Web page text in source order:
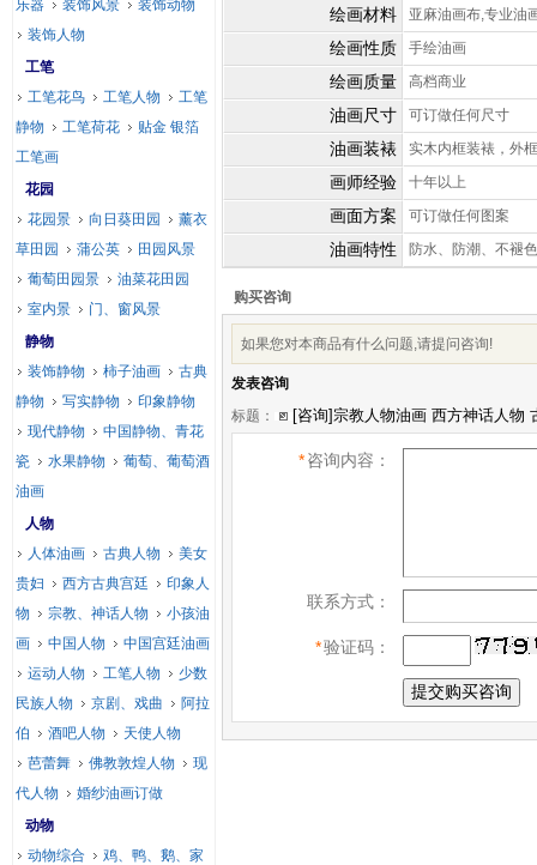
绘画材料 亚麻油画布,专业油
绘画性质 手绘油画
绘画质量 高档商业
油画尺寸 可订做任何尺寸
油画装裱 实木内框装裱，外
画师经验 十年以上
画面方案 可订做任何图案
油画特性 防水、防潮、不褪色
购买咨询
如果您对本商品有什么问题,请提问咨询!
发表咨询
标题：
*咨询内容：
联系方式：
*验证码：
乐器 装饰风景
装饰动物
装饰人物
工笔
工笔花鸟
工笔人物
工笔
静物
工笔荷花
贴金 银箔
工笔画
花园
花园景
向日葵田园
薰衣
草田园
蒲公英
田园风景
葡萄田园景
油菜花田园
室内景
门、窗风景
静物
装饰静物
柿子油画
古典
静物
写实静物
印象静物
现代静物
中国静物、青花
瓷
水果静物
葡萄、葡萄酒
油画
人物
人体油画
古典人物
美女
贵妇
西方古典宫廷
印象人
物
宗教、神话人物
小孩油
画
中国人物
中国宫廷油画
运动人物
工笔人物
少数
民族人物
京剧、戏曲
阿拉
伯
酒吧人物
天使人物
芭蕾舞
佛教敦煌人物
现
代人物
婚纱油画订做
动物
动物综合
鸡、鸭、鹅、家